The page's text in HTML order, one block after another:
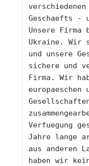
Geschaefts -
Unsere
Ukraine. Wir
und unsere
sichere und
Firma. Wir
europaeschen
Verfuegung
Jahre lange
aus anderen
haben wir